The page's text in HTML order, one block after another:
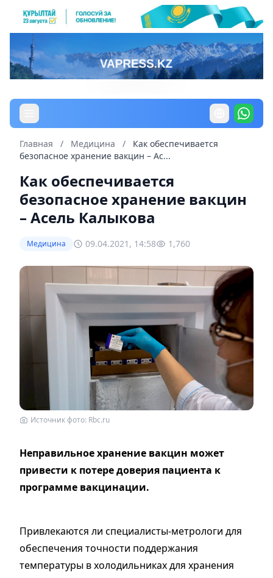
Главная / Медицина /
Как обеспечивается
безопасное хранение вакцин – Ас...
Как обеспечивается
безопасное хранение вакцин
– Асель Калыкова
Медицина 09.04.2021, 14:58 1,760
Источник фото: Rbc.ru
Неправильное хранение вакцин может
привести к потере доверия пациента к
программе вакцинации.
Привлекаются ли специалисты-метрологи для
обеспечения точности поддержания
температуры в холодильниках для хранения